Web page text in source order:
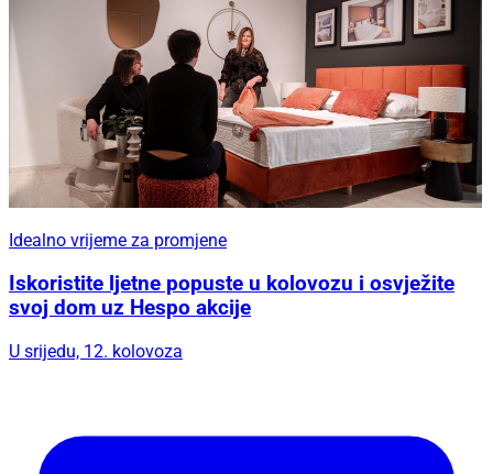
Idealno vrijeme za promjene
Iskoristite ljetne popuste u kolovozu i osvježite
svoj dom uz Hespo akcije
U srijedu, 12. kolovoza